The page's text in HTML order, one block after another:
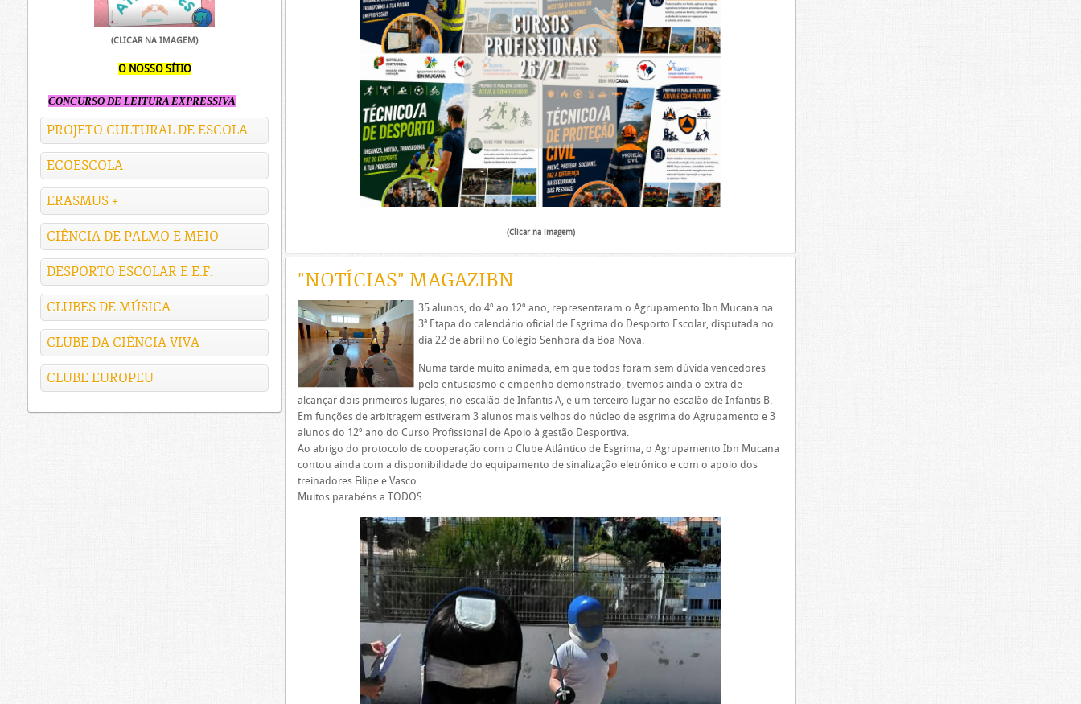
(Clicar na imagem)
"NOTÍCIAS" MAGAZIBN
35 alunos, do 4º ao 12º ano, representaram o Agrupamento Ibn Mucana na
3ª Etapa do calendário oficial de Esgrima do Desporto Escolar, disputada no
dia 22 de abril no Colégio Senhora da Boa Nova.
Numa tarde muito animada, em que todos foram sem dúvida vencedores
pelo entusiasmo e empenho demonstrado, tivemos ainda o extra de
alcançar dois primeiros lugares, no escalão de Infantis A, e um terceiro lugar no escalão de Infantis B.
Em funções de arbitragem estiveram 3 alunos mais velhos do núcleo de esgrima do Agrupamento e 3
alunos do 12º ano do Curso Profissional de Apoio à gestão Desportiva.
Ao abrigo do protocolo de cooperação com o Clube Atlântico de Esgrima, o Agrupamento Ibn Mucana
contou ainda com a disponibilidade do equipamento de sinalização eletrónico e com o apoio dos
treinadores Filipe e Vasco.
Muitos parabéns a TODOS
(CLICAR NA IMAGEM)
O NOSSO SÍTIO
CONCURSO DE LEITURA EXPRESSIVA
PROJETO CULTURAL DE ESCOLA
ECOESCOLA
ERASMUS +
CIÊNCIA DE PALMO E MEIO
DESPORTO ESCOLAR E E.F.
CLUBES DE MÚSICA
CLUBE DA CIÊNCIA VIVA
CLUBE EUROPEU